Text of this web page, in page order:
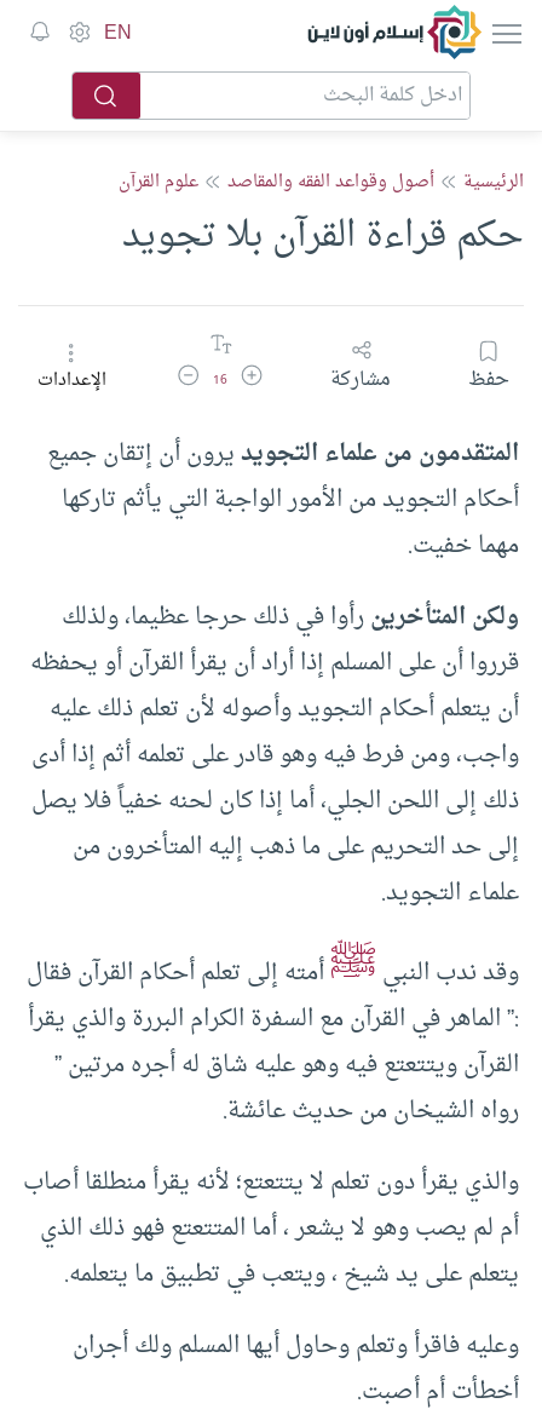
إسلام أون لاين EN
الرئيسية أصول وقواعد الفقه والمقاصد علوم القرآن
حكم قراءة القرآن بلا تجويد
حفظ مشاركة زيادة حجم الخط
16 تقليل حجم الخطالإعدادات
المتقدمون من علماء التجويديرون أن إتقان جميع
أحكام التجويد من الأمور الواجبة التي يأثم تاركها
مهما خفيت.
ولكن المتأخرينرأوا في ذلك حرجا عظيما، ولذلك
قرروا أن على المسلم إذا أراد أن يقرأ القرآن أو يحفظه
أن يتعلم أحكام التجويد وأصوله لأن تعلم ذلك عليه
واجب، ومن فرط فيه وهو قادر على تعلمه أثم إذا أدى
ذلك إلى اللحن الجلي، أما إذا كان لحنه خفياً فلا يصل
إلى حد التحريم على ما ذهب إليه المتأخرون من
علماء التجويد.
وقد ندب النبيﷺأمته إلى تعلم أحكام القرآن فقال
:” الماهر في القرآن مع السفرة الكرام البررة والذي يقرأ
القرآن ويتتعتع فيه وهو عليه شاق له أجره مرتين ”
رواه الشيخان من حديث عائشة.
والذي يقرأ دون تعلم لا يتتعتع؛ لأنه يقرأ منطلقا أصاب
أم لم يصب وهو لا يشعر ، أما المتتعتع فهو ذلك الذي
يتعلم على يد شيخ ، ويتعب في تطبيق ما يتعلمه.
وعليه فاقرأ وتعلم وحاول أيها المسلم ولك أجران
أخطأت أم أصبت.